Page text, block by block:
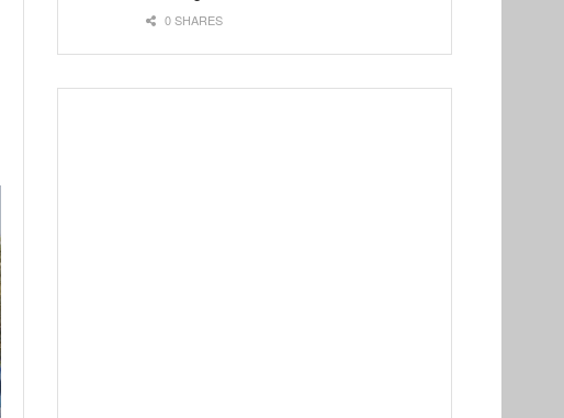
0 SHARES